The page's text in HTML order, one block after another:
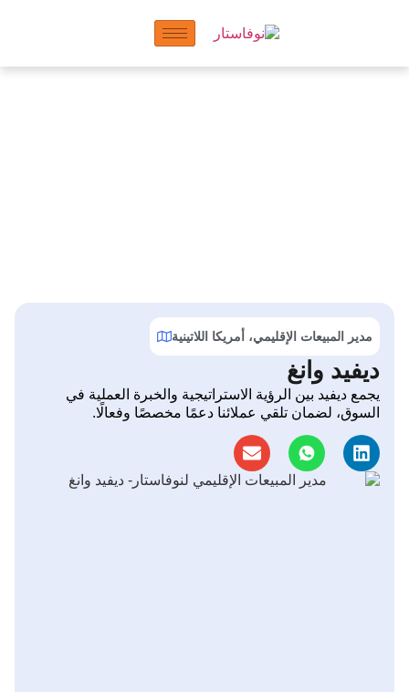
مدير المبيعات الإقليمي، أمريكا اللاتينية
ديفيد وانغ
يجمع ديفيد بين الرؤية الاستراتيجية والخبرة العملية في
السوق، لضمان تلقي عملائنا دعمًا مخصصًا وفعالًا.